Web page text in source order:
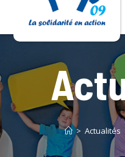
> Actualités